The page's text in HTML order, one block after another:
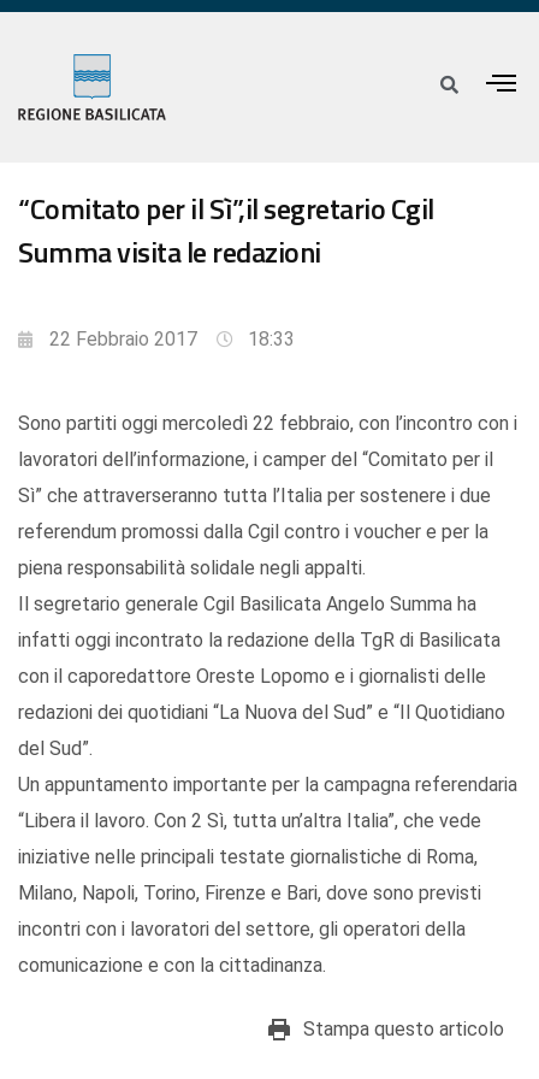
“Comitato per il Sì”,il segretario Cgil
Summa visita le redazioni
22 Febbraio 2017 18:33
Sono partiti oggi mercoledì 22 febbraio, con l’incontro con i
lavoratori dell’informazione, i camper del “Comitato per il
Sì” che attraverseranno tutta l’Italia per sostenere i due
referendum promossi dalla Cgil contro i voucher e per la
piena responsabilità solidale negli appalti.
Il segretario generale Cgil Basilicata Angelo Summa ha
infatti oggi incontrato la redazione della TgR di Basilicata
con il caporedattore Oreste Lopomo e i giornalisti delle
redazioni dei quotidiani “La Nuova del Sud” e “Il Quotidiano
del Sud”.
Un appuntamento importante per la campagna referendaria
“Libera il lavoro. Con 2 Sì, tutta un’altra Italia”, che vede
iniziative nelle principali testate giornalistiche di Roma,
Milano, Napoli, Torino, Firenze e Bari, dove sono previsti
incontri con i lavoratori del settore, gli operatori della
comunicazione e con la cittadinanza.
Stampa questo articolo